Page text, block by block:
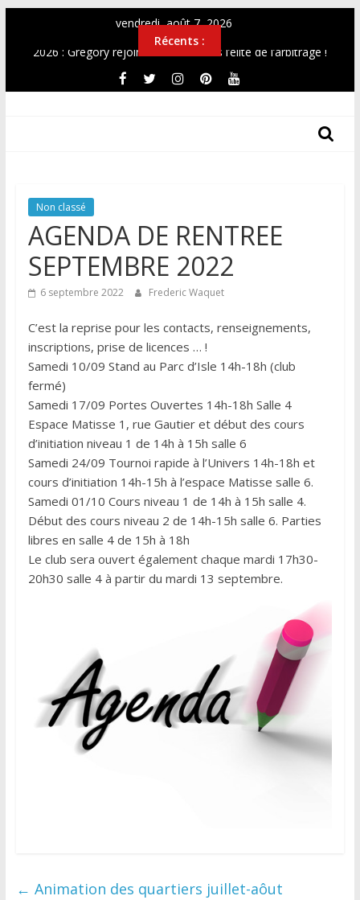
contenu
vendredi, août 7, 2026
Récents :
2026 : Gregory rejoint Christian dans l’élite de l’arbitrage !
Top12 féminin Mai 2026
Hauts-
De-
France
Non classé
AGENDA DE RENTREE
SEPTEMBRE 2022
6 septembre 2022 Frederic Waquet
C’est la reprise pour les contacts, renseignements,
inscriptions, prise de licences … !
Samedi 10/09 Stand au Parc d’Isle 14h-18h (club
fermé)
Samedi 17/09 Portes Ouvertes 14h-18h Salle 4
Espace Matisse 1, rue Gautier et début des cours
d’initiation niveau 1 de 14h à 15h salle 6
Samedi 24/09 Tournoi rapide à l’Univers 14h-18h et
cours d’initiation 14h-15h à l’espace Matisse salle 6.
Samedi 01/10 Cours niveau 1 de 14h à 15h salle 4.
Début des cours niveau 2 de 14h-15h salle 6. Parties
libres en salle 4 de 15h à 18h
Le club sera ouvert également chaque mardi 17h30-
20h30 salle 4 à partir du mardi 13 septembre.
← Animation des quartiers juillet-aôut